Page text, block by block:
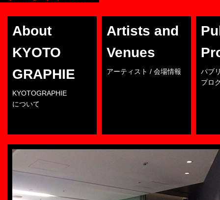
About
KYOTO
GRAPHIE
KYOTOGRAPHIE
について
Artists and
Venues
アーティスト / 会場情報
パブ
プロ